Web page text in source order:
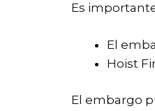
Es
El
Hoist
El embargo